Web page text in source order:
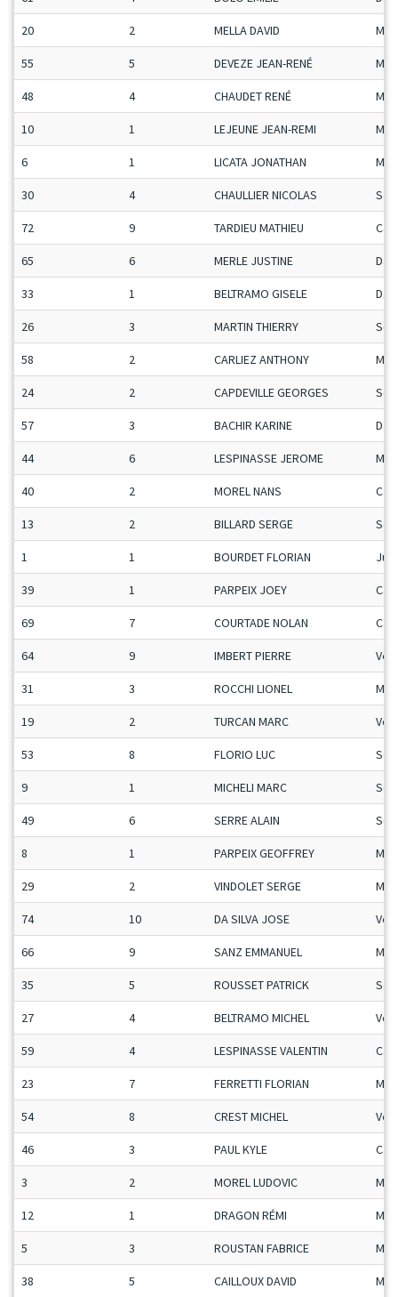
20 2 MELLA DAVID
55 5 DEVEZE JEAN-RENÉ Mas
48 4 CHAUDET RENÉ Mas
10 1 LEJEUNE JEAN-REMI
6 1 LICATA JONATHAN
30 4 CHAULLIER NICOLAS
72 9 TARDIEU MATHIEU Ca-
65 6 MERLE JUSTINE
33 1 BELTRAMO GISELE
26 3 MARTIN THIERRY
58 2 CARLIEZ ANTHONY
24 2 CAPDEVILLE GEORGES
57 3 BACHIR KARINE
44 6 LESPINASSE JEROME
40 2 MOREL NANS Ca-
13 2 BILLARD SERGE
1 1 BOURDET FLORIAN Ju-
39 1 PARPEIX JOEY Ca-
69 7 COURTADE NOLAN Ca-
64 9 IMBERT PIERRE Vet
31 3 ROCCHI LIONEL
19 2 TURCAN MARC Vet
53 8 FLORIO LUC
9 1 MICHELI MARC
49 6 SERRE ALAIN
8 1 PARPEIX GEOFFREY
29 2 VINDOLET SERGE Mas
74 10 DA SILVA JOSE Vet
66 9 SANZ EMMANUEL
35 5 ROUSSET PATRICK
27 4 BELTRAMO MICHEL Vet
59 4 LESPINASSE VALENTIN Ca-
23 7 FERRETTI FLORIAN
54 8 CREST MICHEL Vet
46 3 PAUL KYLE Ca-
3 2 MOREL LUDOVIC
12 1 DRAGON RÉMI
5 3 ROUSTAN FABRICE
38 5 CAILLOUX DAVID